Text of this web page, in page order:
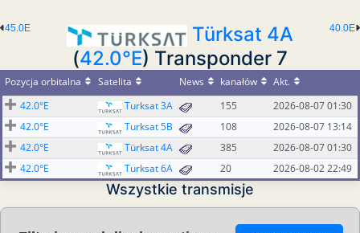
40.0E
45.0E
Türksat 4A
(42.0°E) Transponder 7
Pozycja orbitalna Satelita News kanałów
Akt.
42.0°E
Turksat 3A 155
2026-08-07 01:30
42.0°E
Turksat 5B 108
2026-08-07 13:14
42.0°E
Türksat 4A 385
2026-08-07 01:30
42.0°E
Turksat 6A 20 2026-08-02 22:49
Wszystkie transmisje